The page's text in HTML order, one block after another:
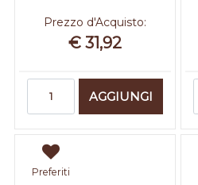
Prezzo d'Acquisto:
€ 31,92
AGGIUNGI
Preferiti